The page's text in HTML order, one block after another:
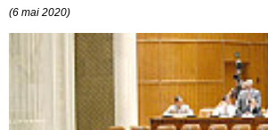
(6 mai 2020)